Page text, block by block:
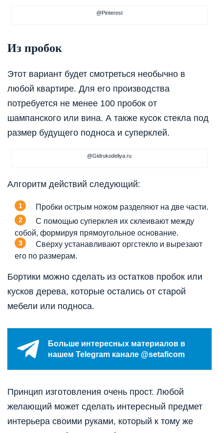
@Pinterest
Из пробок
Этот вариант будет смотреться необычно в
любой квартире. Для его производства
потребуется не менее 100 пробок от
шампанского или вина. А также кусок стекла под
размер будущего подноса и суперклей.
@Gidrukodeliya.ru
Алгоритм действий следующий:
Пробки острым ножом разделяют на две части.
С помощью суперклея их склеивают между
собой, формируя прямоугольное основание.
Сверху устанавливают оргстекло и вырезают
его по размерам.
Бортики можно сделать из остатков пробок или
кусков дерева, которые остались от старой
мебели или подноса.
Больше интересных материалов в
нашем Telegram канале @setaficom
Принцип изготовления очень прост. Любой
желающий может сделать интересный предмет
интерьера своими руками, который к тому же